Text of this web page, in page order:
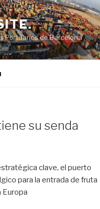
Portuarios de Barcelona
su senda
clave, el puerto
para la entrada de fruta
Europa